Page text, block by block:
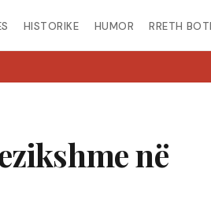
HISTORIKE HUMOR RRETH
në